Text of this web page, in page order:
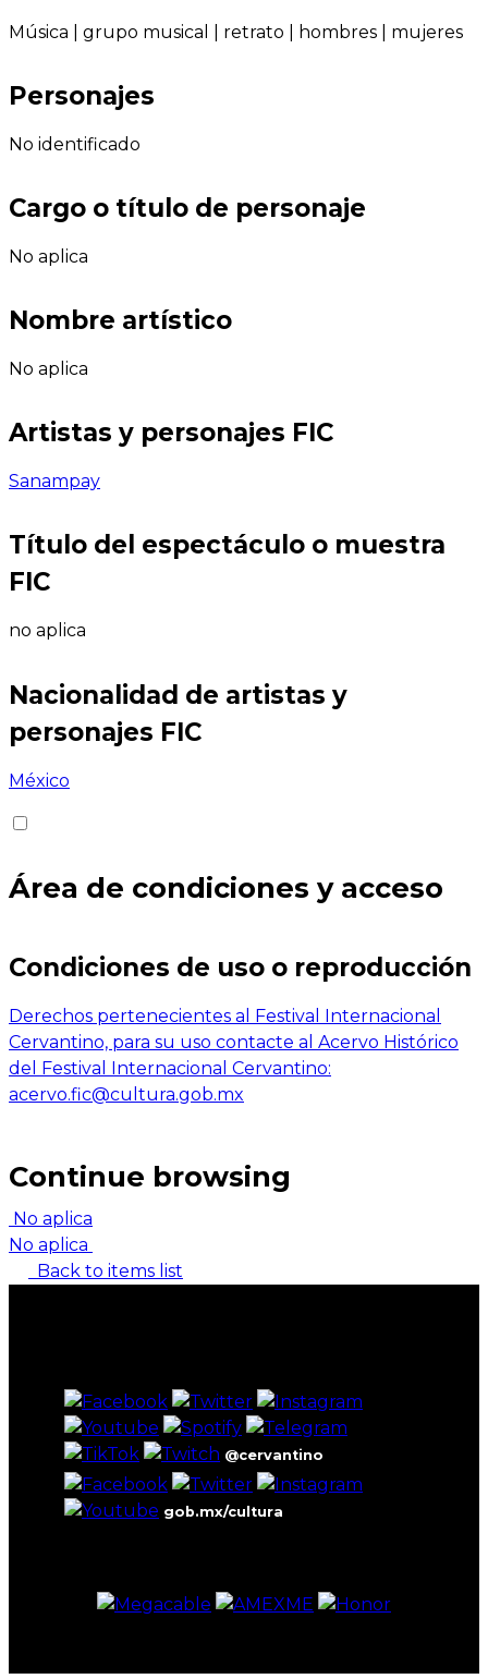
Música grupo musical retrato hombres mujeres
Personajes
No identificado
Cargo o título de personaje
No aplica
Nombre artístico
No aplica
Artistas y personajes FIC
Sanampay
Título del espectáculo o muestra
FIC
no aplica
Nacionalidad de artistas y
personajes FIC
México
Área de condiciones y acceso
Condiciones de uso o reproducción
Derechos pertenecientes al Festival Internacional
Cervantino, para su uso contacte al Acervo Histórico
del Festival Internacional Cervantino:
acervo.fic@cultura.gob.mx
Continue browsing
No aplica
No aplica
Back to items list
@cervantino
gob.mx/cultura